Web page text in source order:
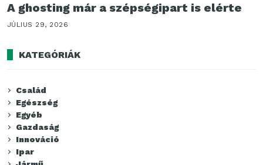
A ghosting már a szépségipart is elérte
JÚLIUS 29, 2026
KATEGÓRIÁK
Család
Egészség
Egyéb
Gazdaság
Innováció
Ipar